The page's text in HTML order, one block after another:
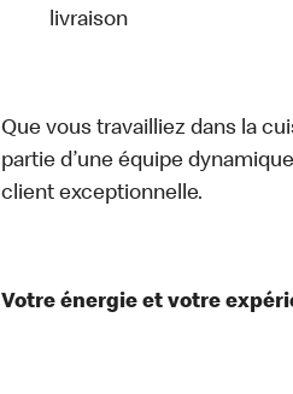
livraison
Que vous travailliez dans la
partie d’une équipe
client exceptionnelle.
Votre énergie et votre